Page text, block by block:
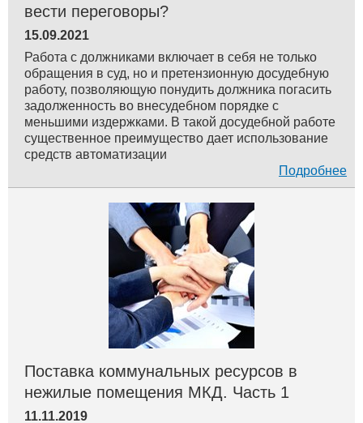
вести переговоры?
15.09.2021
Работа с должниками включает в себя не только
обращения в суд, но и претензионную досудебную
работу, позволяющую понудить должника погасить
задолженность во внесудебном порядке с
меньшими издержками. В такой досудебной работе
существенное преимущество дает использование
средств автоматизации
Подробнее
Поставка коммунальных ресурсов в
нежилые помещения МКД. Часть 1
11.11.2019